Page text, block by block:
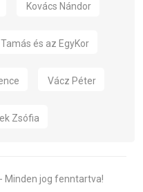
Kovács Nándor
és az EgyKor
Vácz Péter
Zsófia
- Minden jog fenntartva!